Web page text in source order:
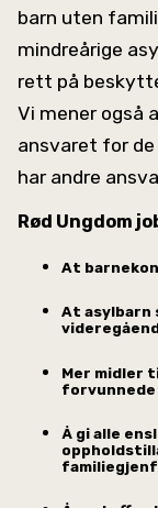
barn uten
mindreårige
rett på
Vi mener også
ansvaret for de
har andre
Rød Ungdom
At
At asylbarn
Mer midler
forvunnede
Å gi alle